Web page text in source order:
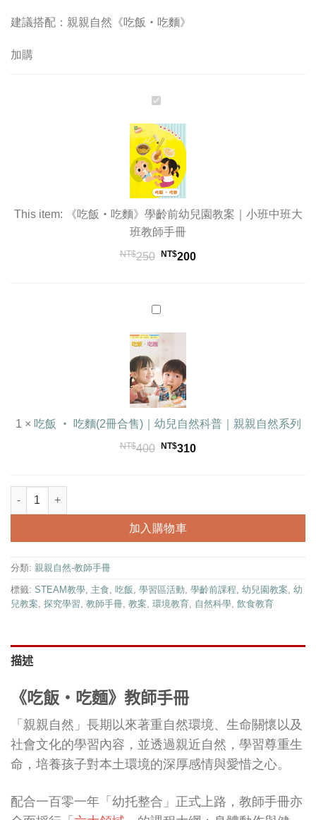
建議搭配：親親自然《吃飯‧吃麵》
加購
《吃
吃
麵》
學
齡
前
幼
兒
教
小
中
班
大
班
教
師
This item:
《吃飯‧吃麵》學齡前幼兒園教案｜小班中班大
班教師手冊
NT$250 NT$200
吃
‧
吃
麵
(2
冊
合
｜
然
科
親
親
系
1 × 吃飯 ‧ 吃麵(2冊合售)｜幼兒自然科普｜親親自然系列
NT$400 原
NT$400。
NT$310目
NT$310。
《吃飯‧吃麵》學齡前幼兒園教案｜小班中班大班教師手冊 數量
加入購物車
分類: 親親自然-教師手冊
標籤: STEAM教學 主食 吃飯 學習區活動 學齡前課程 幼兒園教案 幼
兒教案 探究學習 教師手冊 教案 環境教育 自然科學 飲食教育
描述
《吃飯‧吃麵》 教師手冊
「親親自然」長期以來著重自然環境、生命關懷以及
社會文化的學習內容，並透過親近自然，學習尊重生
命，培養孩子對本土環境的深厚感情與愛惜之心。
配合一百零一年「幼托整合」正式上路，教師手冊亦